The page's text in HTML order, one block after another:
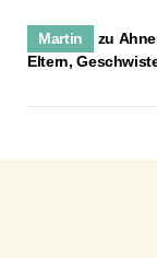
Martin zu
Eltern,